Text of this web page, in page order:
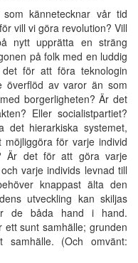
kännetecknar vår tid
vill vi göra revolution? Vill
nytt upprätta en sträng
på folk med en luddig
för att föra teknologin
överflöd av varor än som
borgerligheten? Är det
Eller socialistpartiet?
det hierarkiska systemet,
för varje individ
Är det för att göra varje
varje individs levnad till
knappast älta den
utveckling kan skiljas
de båda hand i hand.
sunt samhälle; grunden
(Och omvänt: